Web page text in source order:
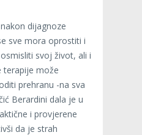
dijagnoze
sve mora oprostiti i
svoj život, ali i
terapije može
prehranu -na sva
Berardini dala je u
i provjerene
da je strah